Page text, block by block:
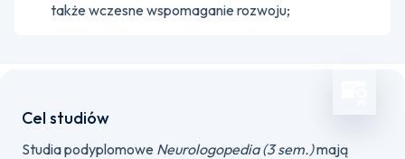
także wczesne wspomaganie rozwoju;
Cel studiów
Studia podyplomowe Neurologopedia (3 sem.)mają